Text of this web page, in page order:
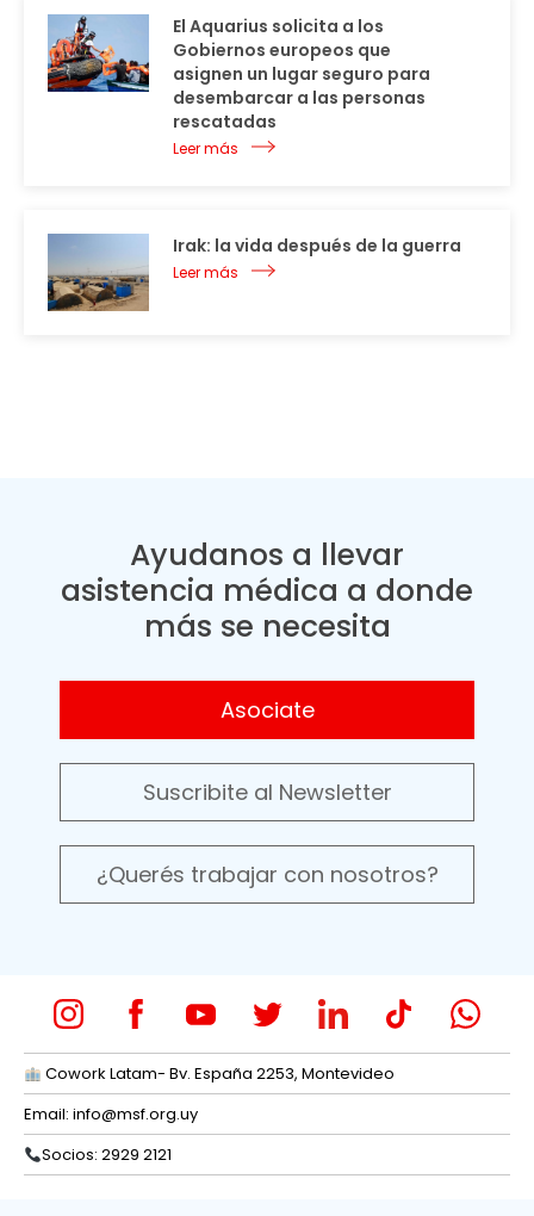
El Aquarius solicita a los
Gobiernos europeos que
asignen un lugar seguro para
desembarcar a las personas
rescatadas
Leer más
Irak: la vida después de la guerra
Leer más
Ayudanos a llevar
asistencia médica a donde
más se necesita
Asociate
Suscribite al Newsletter
¿Querés trabajar con nosotros?
Cowork Latam- Bv. España 2253, Montevideo
Email: info@msf.org.uy
Socios: 2929 2121